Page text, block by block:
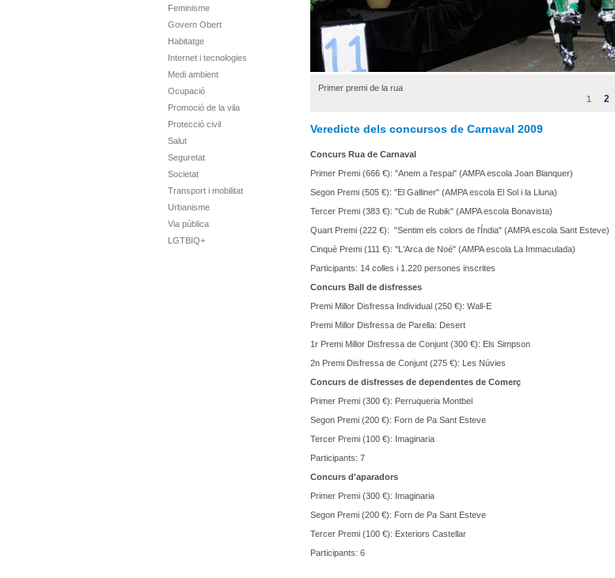
Feminisme
Govern Obert
Habitatge
Internet i tecnologies
Medi ambient
Ocupació
Promoció de la vila
Protecció civil
Salut
Seguretat
Societat
Transport i mobilitat
Urbanisme
Via pública
LGTBIQ+
Primer premi de la rua
1
2
Veredicte dels concursos de Carnaval 2009
Concurs Rua de Carnaval
Primer Premi (666 €): "Anem a l'espai" (AMPA escola Joan Blanquer)
Segon Premi (505 €): "El Galliner" (AMPA escola El Sol i la Lluna)
Tercer Premi (383 €): "Cub de Rubik" (AMPA escola Bonavista)
Quart Premi (222 €): "Sentim els colors de l'Índia" (AMPA escola Sant Esteve)
Cinquè Premi (111 €): "L'Arca de Noé" (AMPA escola La Immaculada)
Participants: 14 colles i 1.220 persones inscrites
Concurs Ball de disfresses
Premi Millor Disfressa Individual (250 €): Wall-E
Premi Millor Disfressa de Parella: Desert
1r Premi Millor Disfressa de Conjunt (300 €): Els Simpson
2n Premi Disfressa de Conjunt (275 €): Les Núvies
Concurs de disfresses de dependentes de Comerç
Primer Premi (300 €): Perruqueria Montbel
Segon Premi (200 €): Forn de Pa Sant Esteve
Tercer Premi (100 €): Imaginaria
Participants: 7
Concurs d'aparadors
Primer Premi (300 €): Imaginaria
Segon Premi (200 €): Forn de Pa Sant Esteve
Tercer Premi (100 €): Exteriors Castellar
Participants: 6